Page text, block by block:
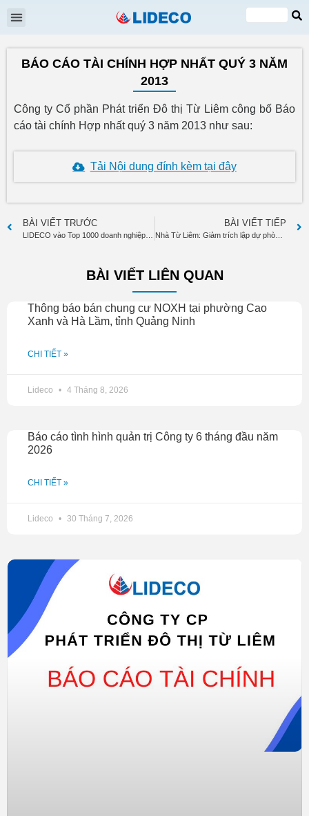
VI
EN
BÁO CÁO TÀI CHÍNH HỢP NHẤT QUÝ 3 NĂM
2013
Công ty Cổ phần Phát triển Đô thị Từ Liêm công bố Báo
cáo tài chính Hợp nhất quý 3 năm 2013 như sau:
Tải Nội dung đính kèm tại đây
BÀI VIẾT TRƯỚC BÀI VIẾT TIẾP
Nhà Từ Liêm: Giảm trích lập dự phòng, quý 3 lãi ròng 11 tỷ đồng
BÀI VIẾT LIÊN QUAN
Thông báo bán chung cư NOXH tại phường Cao
Xanh và Hà Lầm, tỉnh Quảng Ninh
CHI TIẾT »
Lideco 4 Tháng 8, 2026
Báo cáo tình hình quản trị Công ty 6 tháng đầu năm
2026
CHI TIẾT »
Lideco 30 Tháng 7, 2026